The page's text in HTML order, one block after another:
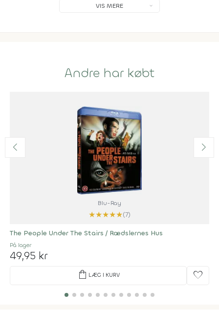
VIS MERE
Andre har købt
Blu-Ray
★★★★★(7)
The People Under The Stairs / Rædslernes Hus
På lager
49,95 kr
shopping_bag LÆG I KURV favorite